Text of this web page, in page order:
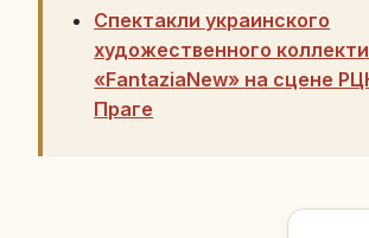
Cпектакли украинского
художественного
«FantaziaNew» на сцене
Праге